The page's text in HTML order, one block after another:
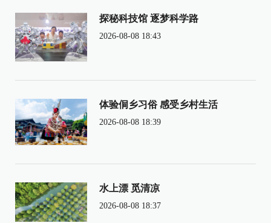
探秘科技馆 逐梦科学路
2026-08-08 18:43
体验侗乡习俗 感受乡村生活
2026-08-08 18:39
水上漂 觅清凉
2026-08-08 18:37